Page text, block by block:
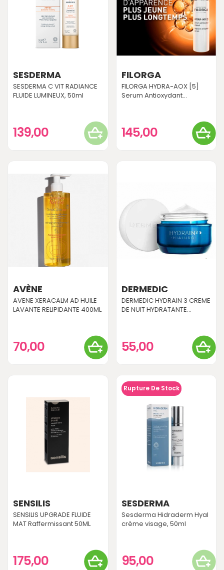
SESDERMA
SESDERMA C VIT RADIANCE
FLUIDE LUMINEUX, 50ml
139,00
FILORGA
FILORGA HYDRA-AOX [5]
Serum Antioxydant...
145,00
AVÈNE
AVENE XERACALM AD HUILE
LAVANTE RELIPIDANTE 400ML
70,00
DERMEDIC
DERMEDIC HYDRAIN 3 CREME
DE NUIT HYDRATANTE...
55,00
SENSILIS
SENSILIS UPGRADE FLUIDE
MAT Raffermissant 50ML
175,00
Rupture De Stock
SESDERMA
Sesderma Hidraderm Hyal
crème visage, 50ml
95,00